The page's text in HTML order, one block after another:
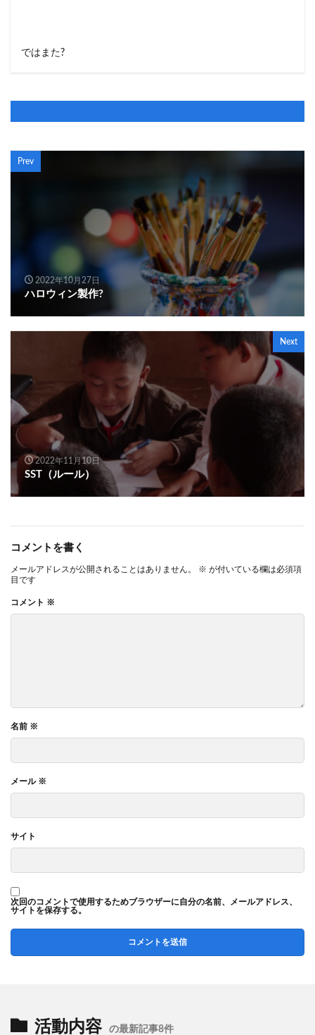
ではまた?
Prev
2022年10月27日
ハロウィン製作?
Next
2022年11月10日
SST（ルール）
コメントを書く
メールアドレスが公開されることはありません。 ※ が付いている欄は必須項
目です
コメント ※
名前 ※
メール ※
サイト
次回のコメントで使用するためブラウザーに自分の名前、メールアドレス、
サイトを保存する。
活動内容 の最新記事8件